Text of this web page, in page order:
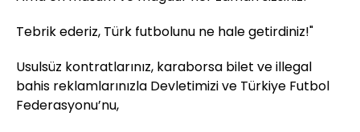
Tebrik ederiz, Türk futbolunu ne hale getirdiniz!"
Usulsüz kontratlarınız, karaborsa bilet ve illegal
bahis reklamlarınızla Devletimizi ve Türkiye Futbol
Federasyonu’nu,